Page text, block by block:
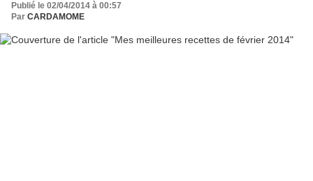
Publié le 02/04/2014 à 00:57
Par CARDAMOME